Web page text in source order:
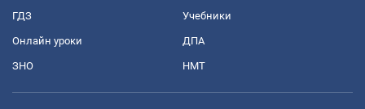
ГДЗ Учебники
Онлайн уроки ДПА
ЗНО НМТ